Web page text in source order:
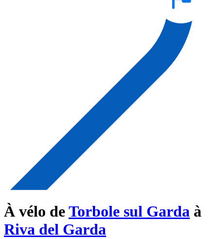
À vélo deTorbole sul Garda à
Riva del Garda